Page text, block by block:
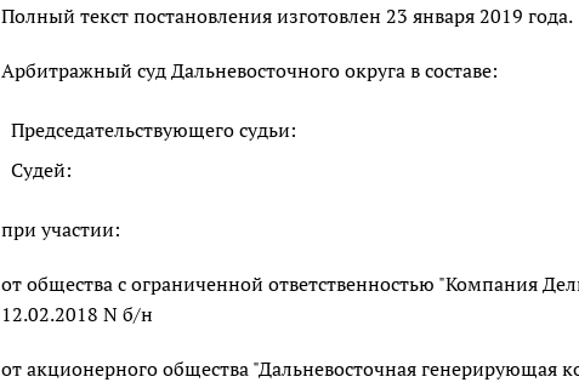
Полный текст постановления изготовлен 23 января 2019 года.
Арбитражный суд Дальневосточного округа в составе:
Председательствующего судьи:
Судей:
при участии:
от общества с ограниченной ответственностью "Компания
12.02.2018 N б/н
от акционерного общества "Дальневосточная генерирующая